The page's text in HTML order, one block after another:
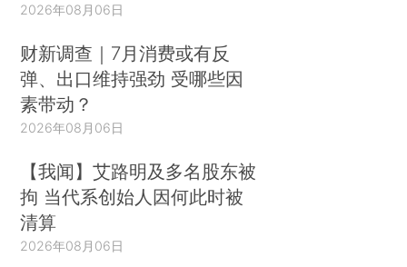
2026年08月06日
财新调查｜7月消费或有反
弹、出口维持强劲 受哪些因
素带动？
2026年08月06日
【我闻】艾路明及多名股东被
拘 当代系创始人因何此时被
清算
2026年08月06日